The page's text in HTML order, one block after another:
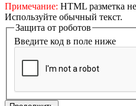
Примечание: HTML разметка
Используйте обычный текст.
Защита от роботов
Введите код в поле ниже